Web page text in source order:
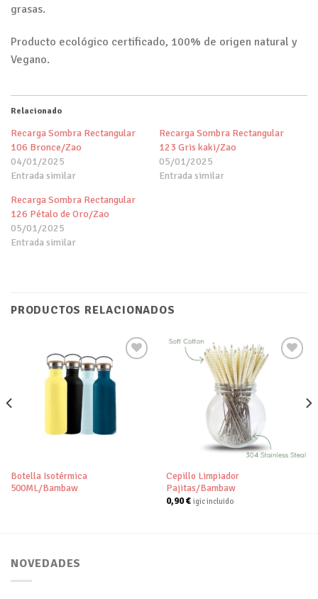
grasas.
Producto ecológico certificado, 100% de origen natural y
Vegano.
Relacionado
Recarga Sombra Rectangular
106 Bronce/Zao
04/01/2025
Entrada similar
Recarga Sombra Rectangular
123 Gris kaki/Zao
05/01/2025
Entrada similar
Recarga Sombra Rectangular
126 Pétalo de Oro/Zao
05/01/2025
Entrada similar
PRODUCTOS RELACIONADOS
Botella Isotérmica
500ML/Bambaw
Cepillo Limpiador
Pajitas/Bambaw
0,90€ igic incluido
NOVEDADES